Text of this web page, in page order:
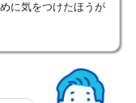
に気をつけたほうが